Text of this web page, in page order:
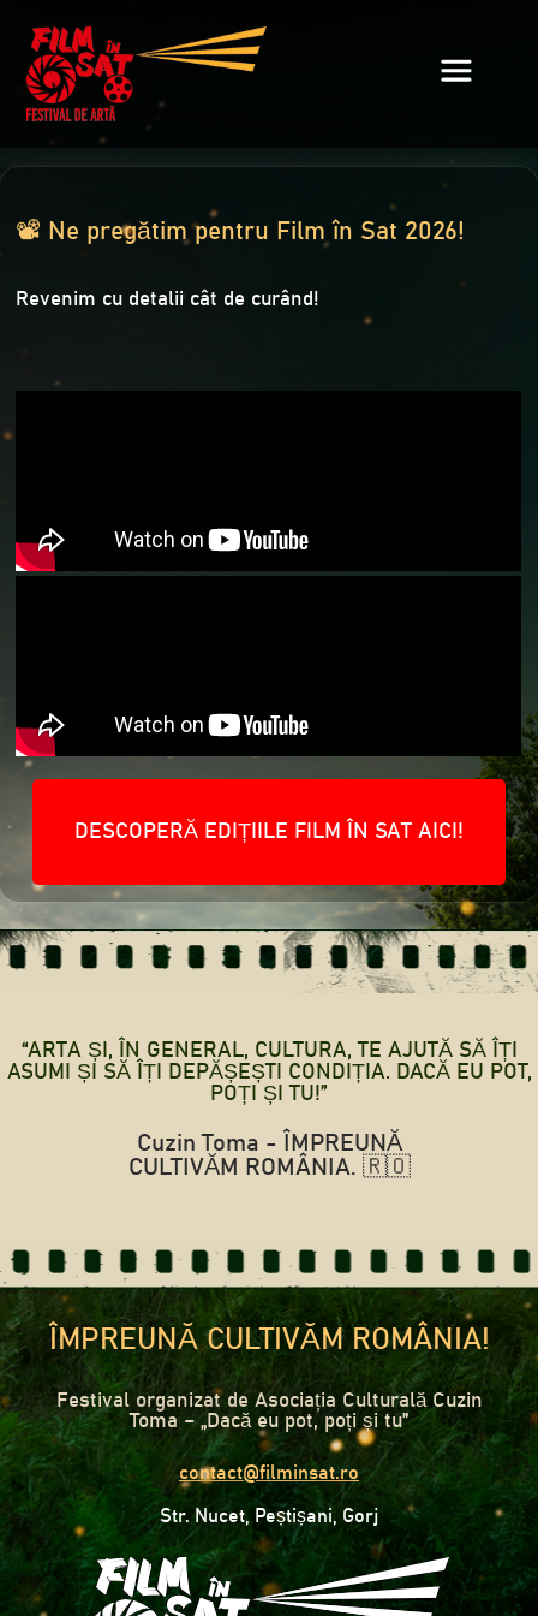
📽️ Ne pregătim pentru Film în Sat 2026!
Revenim cu detalii cât de curând!
DESCOPERĂ EDIȚIILE FILM ÎN SAT AICI!
“ARTA ȘI, ÎN GENERAL, CULTURA, TE AJUTĂ SĂ ÎȚI
ASUMI ȘI SĂ ÎȚI DEPĂȘEȘTI CONDIȚIA. DACĂ EU POT,
POȚI ȘI TU!”
Cuzin Toma - ÎMPREUNĂ
CULTIVĂM ROMÂNIA. 🇷🇴
ÎMPREUNĂ CULTIVĂM ROMÂNIA!
Festival organizat de Asociația Culturală Cuzin
Toma – „Dacă eu pot, poți și tu”
contact@filminsat.ro
Str. Nucet, Peștișani, Gorj